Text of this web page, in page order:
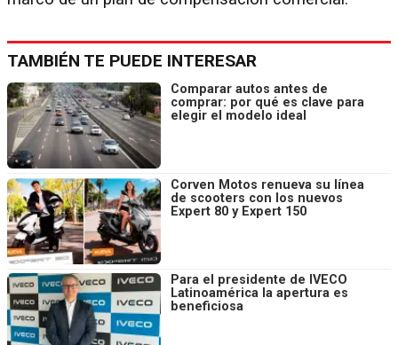
TAMBIÉN TE PUEDE INTERESAR
Comparar autos antes de
comprar: por qué es clave para
elegir el modelo ideal
Corven Motos renueva su línea
de scooters con los nuevos
Expert 80 y Expert 150
Para el presidente de IVECO
Latinoamérica la apertura es
beneficiosa